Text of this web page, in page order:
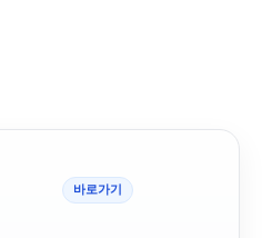
바로가기